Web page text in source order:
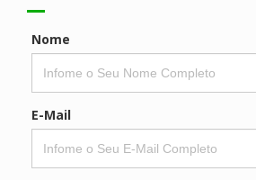
Nome
E-Mail